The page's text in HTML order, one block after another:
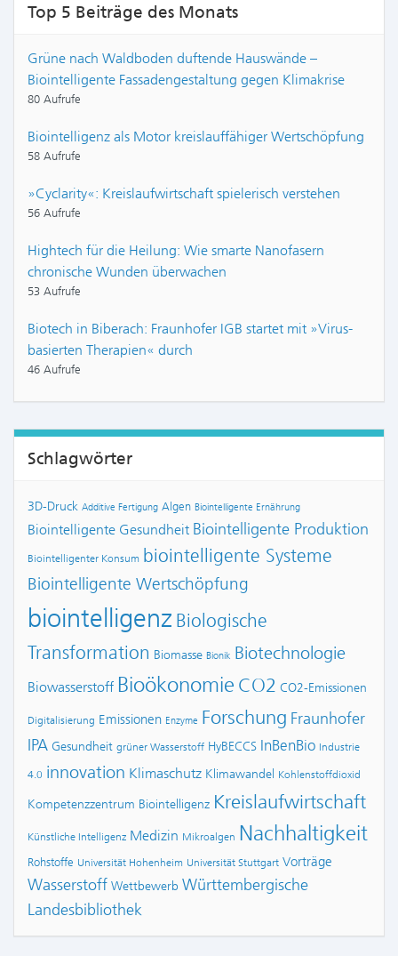
Top 5 Beiträge des Monats
Grüne nach Waldboden duftende Hauswände –
Biointelligente Fassadengestaltung gegen Klimakrise
80 Aufrufe
Biointelligenz als Motor kreislauffähiger Wertschöpfung
58 Aufrufe
»Cyclarity«: Kreislaufwirtschaft spielerisch verstehen
56 Aufrufe
Hightech für die Heilung: Wie smarte Nanofasern
chronische Wunden überwachen
53 Aufrufe
Biotech in Biberach: Fraunhofer IGB startet mit »Virus-
basierten Therapien« durch
46 Aufrufe
Schlagwörter
3D-Druck Additive Fertigung Algen Biointelligente Ernährung
Biointelligente Gesundheit Biointelligente Produktion
Biointelligenter Konsum biointelligente Systeme
Biointelligente Wertschöpfung
biointelligenz Biologische
Transformation Biomasse Bionik Biotechnologie
Biowasserstoff Bioökonomie CO2 CO2-Emissionen
Digitalisierung Emissionen Enzyme Forschung Fraunhofer
IPA Gesundheit grüner Wasserstoff HyBECCS InBenBio Industrie
4.0 innovation Klimaschutz Klimawandel Kohlenstoffdioxid
Kompetenzzentrum Biointelligenz Kreislaufwirtschaft
Künstliche Intelligenz Medizin Mikroalgen Nachhaltigkeit
Rohstoffe Universität Hohenheim Universität Stuttgart Vorträge
Wasserstoff Wettbewerb Württembergische
Landesbibliothek